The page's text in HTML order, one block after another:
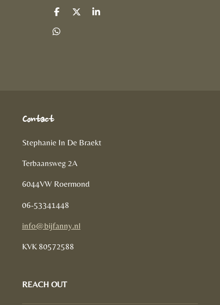
D
l
D
S
D
Contact
Stephanie In De Braekt
Terbaansweg 2A
6044VW Roermond
06-53341448
info@bijfanny.nl
KVK 80572588
REACH OUT